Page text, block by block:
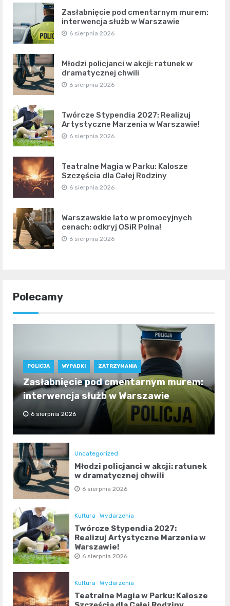
Zasłabnięcie pod cmentarnym murem:
interwencja służb w Warszawie
6 sierpnia 2026
Młodzi policjanci w akcji: ratunek w
dramatycznej chwili
6 sierpnia 2026
Twórcze Stypendia 2027: Realizuj
Artystyczne Marzenia w Warszawie!
6 sierpnia 2026
Teatralne Magia w Parku: Kalosze
Szczęścia dla Całej Rodziny
6 sierpnia 2026
Warszawskie lato w promocyjnych
cenach: odkryj OSiR Polna!
6 sierpnia 2026
Polecamy
POLICJA WYPADKI ZATRZYMANIA
Zasłabnięcie pod cmentarnym murem:
interwencja służb w Warszawie
6 sierpnia 2026
Uncategorized
Młodzi policjanci w akcji: ratunek
w dramatycznej chwili
6 sierpnia 2026
Kultura Wydarzenia
Twórcze Stypendia 2027:
Realizuj Artystyczne Marzenia w
Warszawie!
6 sierpnia 2026
Kultura Wydarzenia
Teatralne Magia w Parku: Kalosze